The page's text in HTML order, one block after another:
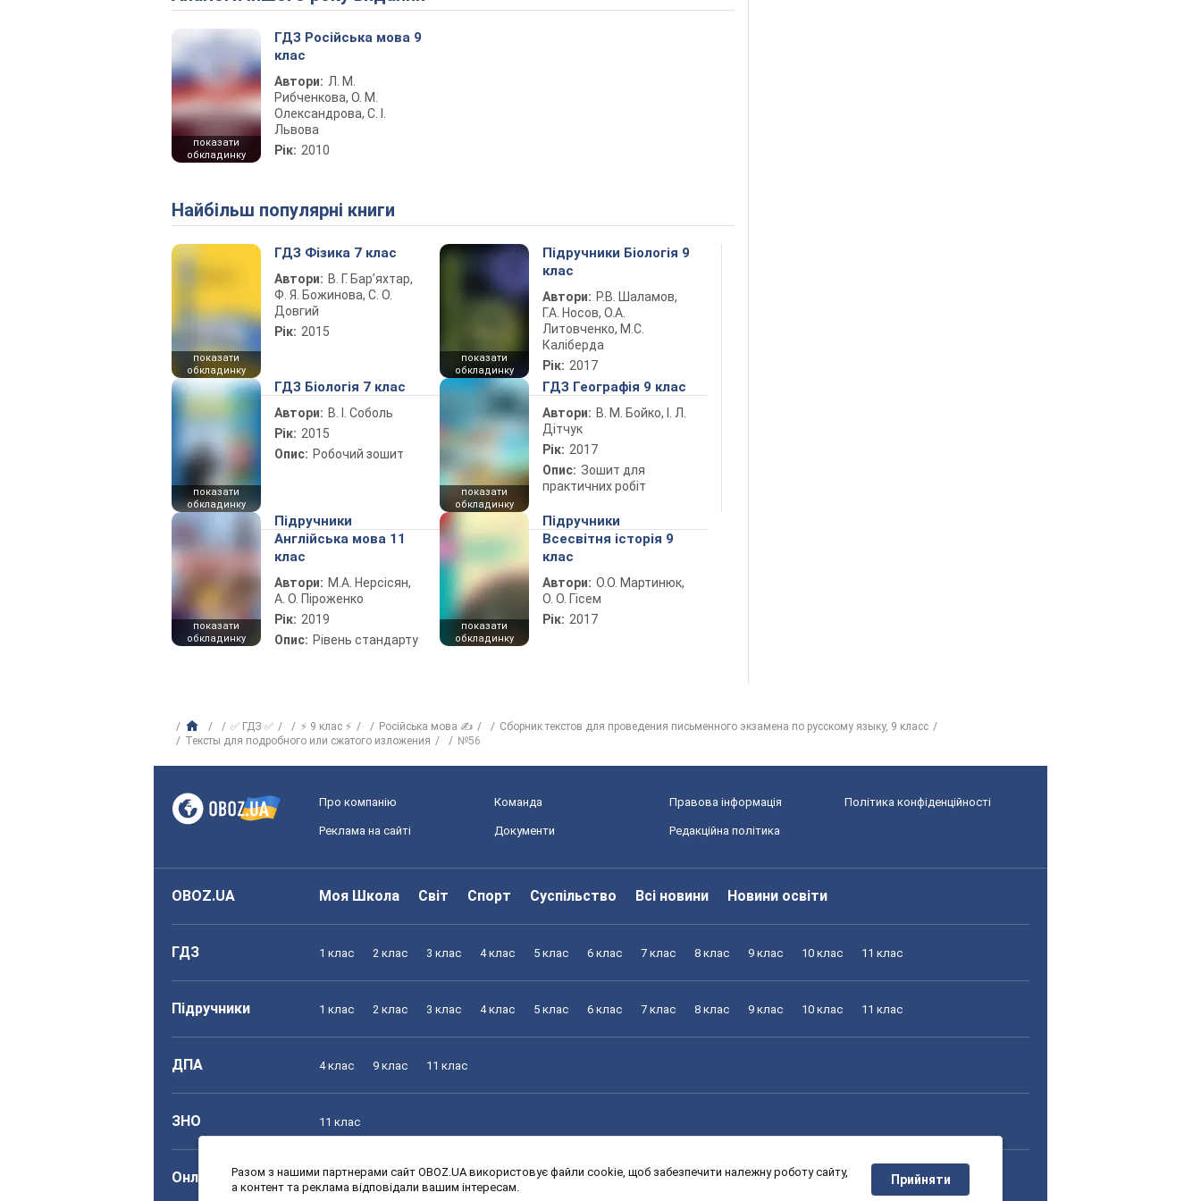
показати
обкладинку
ГДЗ Російська мова 9
клас
Автори: Л. М.
Рибченкова, О. М.
Олександрова, С. І.
Львова
Рік: 2010
Найбільш популярні книги
показати
обкладинку
ГДЗ Фізика 7 клас
Автори: В. Г. Бар’яхтар,
Ф. Я. Божинова, С. О.
Довгий
Рік: 2015
показати
обкладинку
Підручники Біологія 9
клас
Автори: Р.В. Шаламов,
Г.А. Носов, О.А.
Литовченко, М.С.
Каліберда
Рік: 2017
показати
обкладинку
ГДЗ Біологія 7 клас
Автори: В. І. Соболь
Рік: 2015
Опис: Робочий зошит
показати
обкладинку
ГДЗ Географія 9 клас
Автори: В. М. Бойко, І. Л.
Дітчук
Рік: 2017
Опис: Зошит для
практичних робіт
показати
обкладинку
Підручники
Англійська мова 11
клас
Автори: М.А. Нерсісян,
А. О. Піроженко
Рік: 2019
Опис: Рівень стандарту
показати
обкладинку
Підручники
Всесвітня історія 9
клас
Автори: О.О. Мартинюк,
О. О. Гісем
Рік: 2017
✅ ГДЗ ✅ ⚡ 9 клас ⚡ Російська мова ✍
Сборник текстов для проведения письменного экзамена по русскому языку, 9 класс
Тексты для подробного или сжатого изложения
№56
Про компанію Команда Правова інформація Політика конфіденційності
Реклама на сайті Документи Редакційна політика
OBOZ.UA Моя Школа Світ Спорт Суспільство Всі новини Новини освіти
ГДЗ 1 клас 2 клас 3 клас 4 клас 5 клас 6 клас 7 клас 8 клас 9 клас 10 клас 11 клас
Підручники 1 клас 2 клас 3 клас 4 клас 5 клас 6 клас 7 клас 8 клас 9 клас 10 клас 11 клас
ДПА 4 клас 9 клас 11 клас
ЗНО 11 клас
Онлайн уроки 1 клас 2 клас 3 клас 4 клас 5 клас 6 клас 7 клас 8 клас 9 клас 10 клас 11 клас
Разом з нашими партнерами сайт OBOZ.UA використовує файли cookie, щоб забезпечити належну роботу сайту,
а контент та реклама відповідали вашим інтересам.
Прийняти